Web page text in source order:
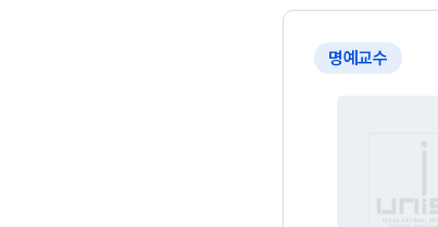
명예교수